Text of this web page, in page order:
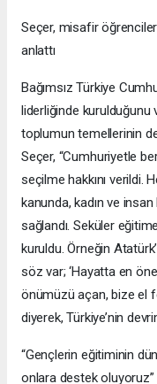
Seçer, misafir
anlattı
Bağımsız Türkiye
liderliğinde
toplumun temellerinin
Seçer, “Cumhuriyetle
seçilme hakkını verildi.
kanunda, kadın ve
sağlandı. Seküler
kuruldu. Örneğin
söz var; ‘Hayatta en
önümüzü açan, bize el
diyerek, Türkiye’nin
“Gençlerin eğitiminin
onlara destek oluyoruz”